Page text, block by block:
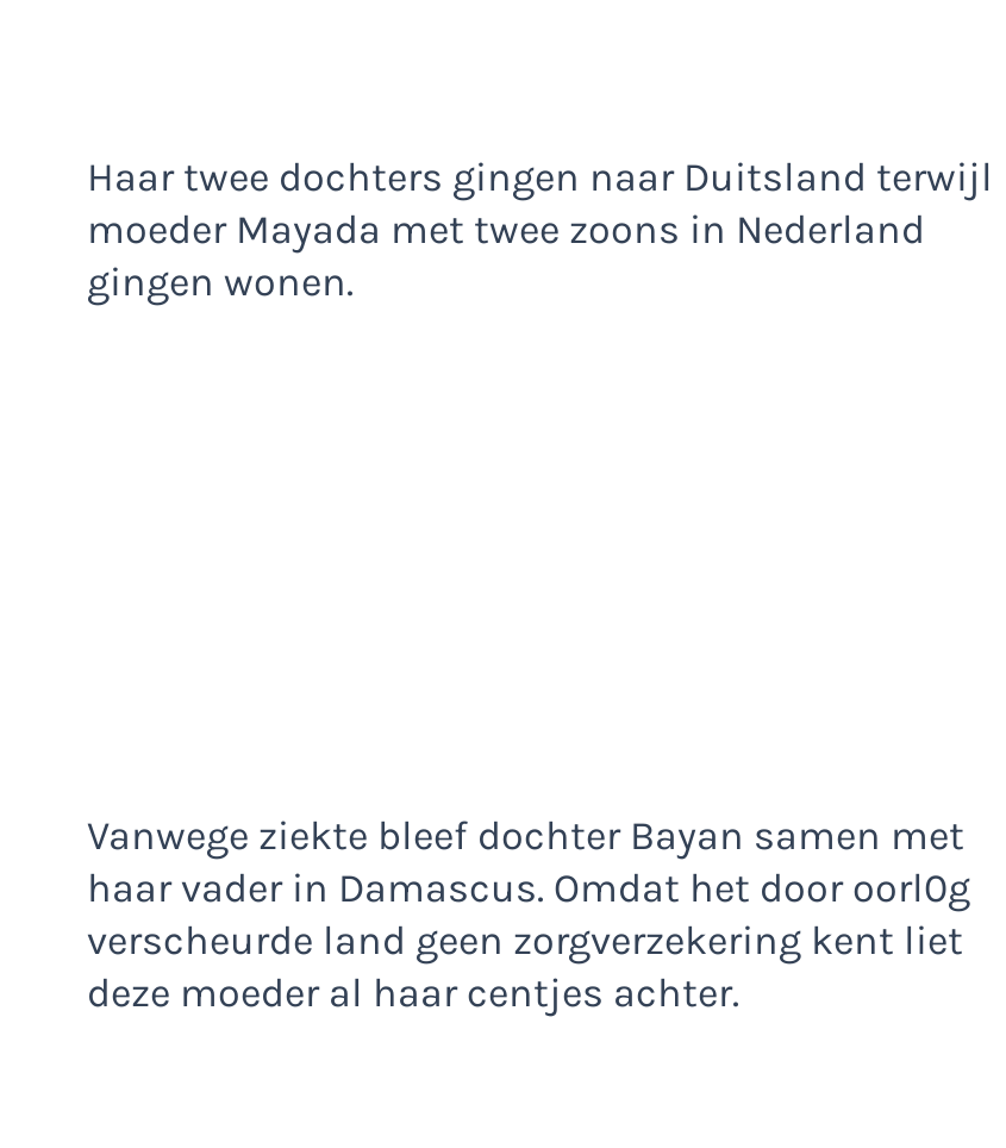
Haar twee dochters gingen naar Duitsland terwijl
moeder Mayada met twee zoons in Nederland
gingen wonen.
Vanwege ziekte bleef dochter Bayan samen met
haar vader in Damascus. Omdat het door oorl0g
verscheurde land geen zorgverzekering kent liet
deze moeder al haar centjes achter.